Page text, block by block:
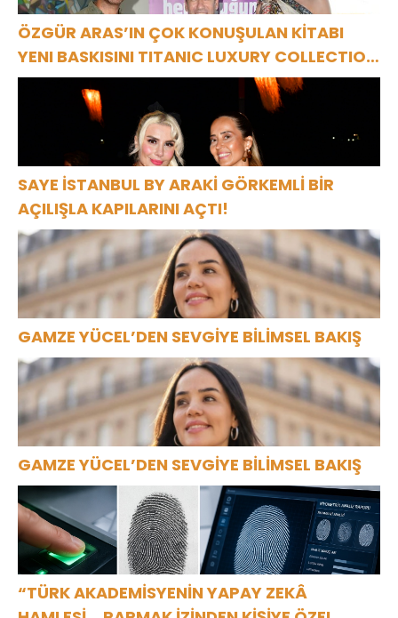
ÖZGÜR ARAS’IN ÇOK KONUŞULAN KİTABI
YENI BASKISINI TITANIC LUXURY COLLECTION
BODRUM’DA KUTLADI
SAYE İSTANBUL BY ARAKİ GÖRKEMLİ BİR
AÇILIŞLA KAPILARINI AÇTI!
GAMZE YÜCEL’DEN SEVGİYE BİLİMSEL BAKIŞ
GAMZE YÜCEL’DEN SEVGİYE BİLİMSEL BAKIŞ
“TÜRK AKADEMİSYENİN YAPAY ZEKÂ